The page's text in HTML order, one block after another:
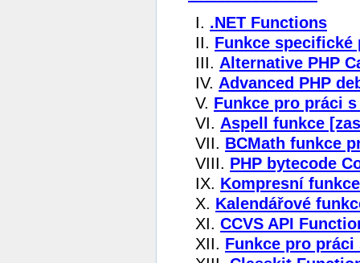
I. .NET Functions
II. Funkce specifické
III. Alternative PHP
IV. Advanced PHP
V. Funkce pro práci
VI. Aspell funkce
VII. BCMath funkce
VIII. PHP bytecode
IX. Kompresní
X. Kalendářové
XI. CCVS API
XII. Funkce pro